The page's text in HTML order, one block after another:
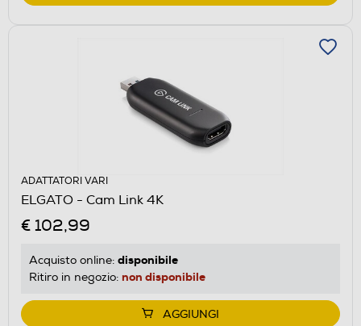
ADATTATORI VARI
ELGATO - Cam Link 4K
€ 102,99
Acquisto online: disponibile
Ritiro in negozio: non disponibile
AGGIUNGI